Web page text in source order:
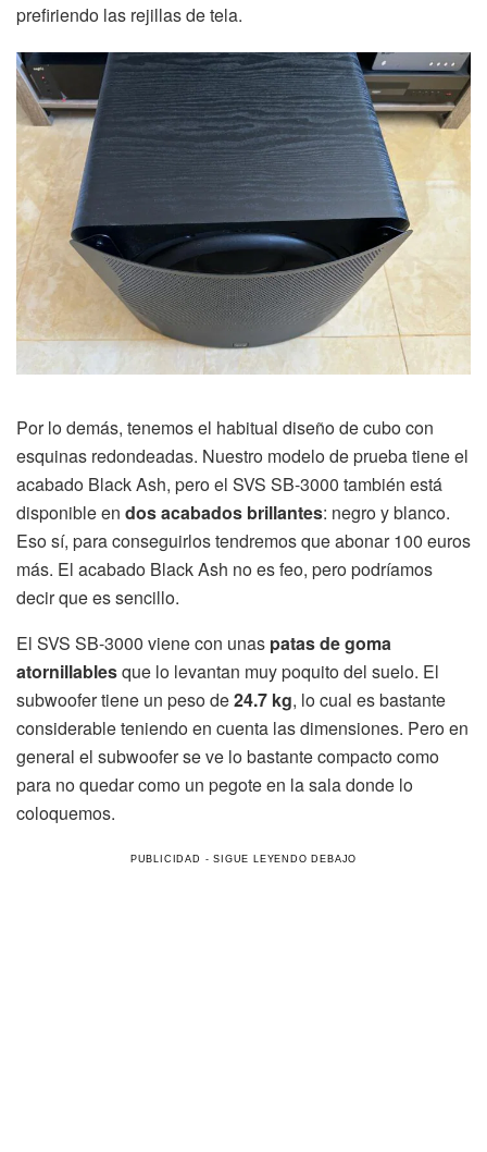
prefiriendo las rejillas de tela.
Por lo demás, tenemos el habitual diseño de cubo con
esquinas redondeadas. Nuestro modelo de prueba tiene el
acabado Black Ash, pero el SVS SB-3000 también está
disponible en dos acabados brillantes: negro y blanco.
Eso sí, para conseguirlos tendremos que abonar 100 euros
más. El acabado Black Ash no es feo, pero podríamos
decir que es sencillo.
El SVS SB-3000 viene con unas patas de goma
atornillablesque lo levantan muy poquito del suelo. El
subwoofer tiene un peso de24.7 kg, lo cual es bastante
considerable teniendo en cuenta las dimensiones. Pero en
general el subwoofer se ve lo bastante compacto como
para no quedar como un pegote en la sala donde lo
coloquemos.